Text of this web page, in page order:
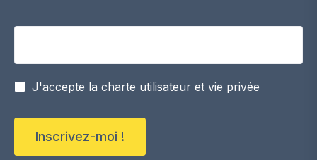
J'accepte la charte utilisateur et vie privée
Inscrivez-moi !